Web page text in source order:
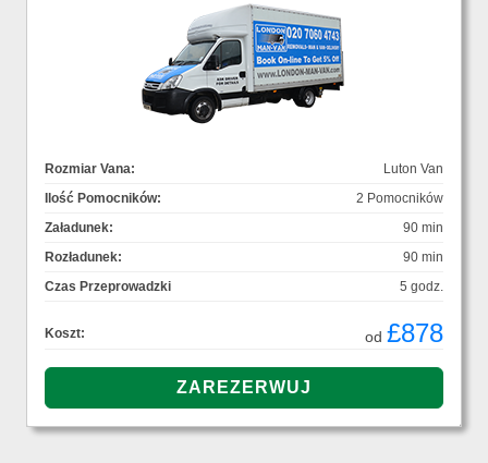
Rozmiar Vana:
Luton Van
Ilość Pomocników:
2 Pomocników
Załadunek:
90 min
Rozładunek:
90 min
Czas Przeprowadzki
5 godz.
Koszt: od £878